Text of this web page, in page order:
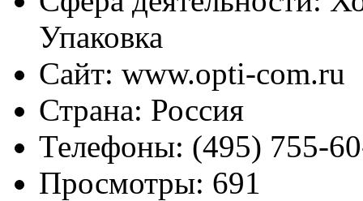
Упаковка
Сайт: www.opti-com.ru
Страна: Россия
Телефоны: (495) 755-
Просмотры: 691